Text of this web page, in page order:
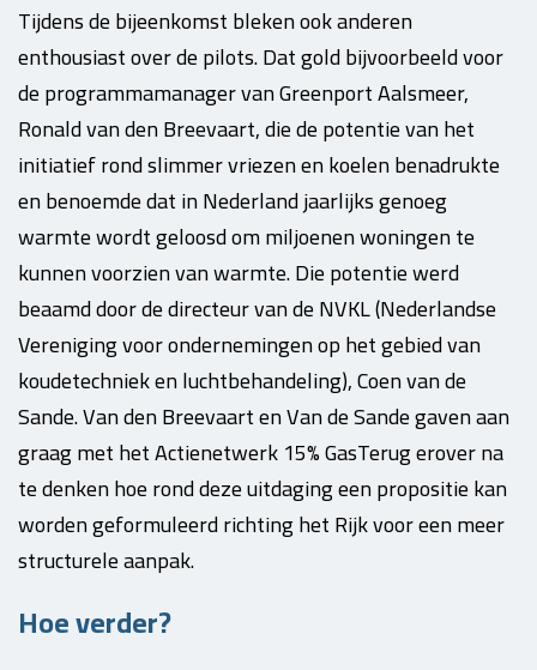
Tijdens de bijeenkomst bleken ook anderen
enthousiast over de pilots. Dat gold bijvoorbeeld voor
de programmamanager van Greenport Aalsmeer,
Ronald van den Breevaart, die de potentie van het
initiatief rond slimmer vriezen en koelen benadrukte
en benoemde dat in Nederland jaarlijks genoeg
warmte wordt geloosd om miljoenen woningen te
kunnen voorzien van warmte. Die potentie werd
beaamd door de directeur van de NVKL (Nederlandse
Vereniging voor ondernemingen op het gebied van
koudetechniek en luchtbehandeling), Coen van de
Sande. Van den Breevaart en Van de Sande gaven aan
graag met het Actienetwerk 15% GasTerug erover na
te denken hoe rond deze uitdaging een propositie kan
worden geformuleerd richting het Rijk voor een meer
structurele aanpak.
Hoe verder?